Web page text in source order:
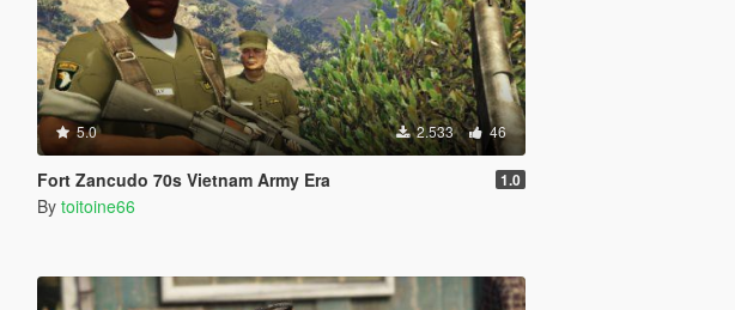
5.0 2.533 46
Fort Zancudo 70s Vietnam Army Era 1.0
By toitoine66